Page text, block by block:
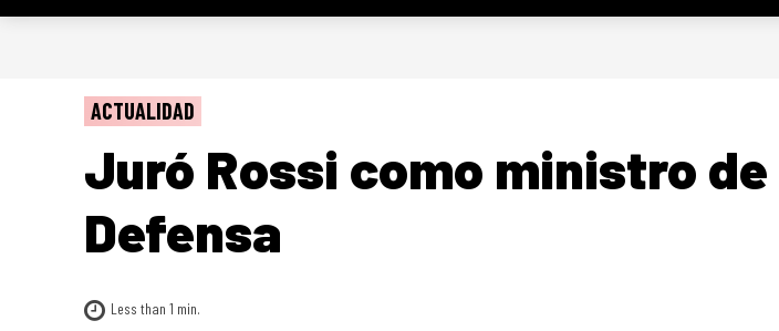
ACTUALIDAD
Juró Rossi como ministro de
Defensa
Less than 1 min.